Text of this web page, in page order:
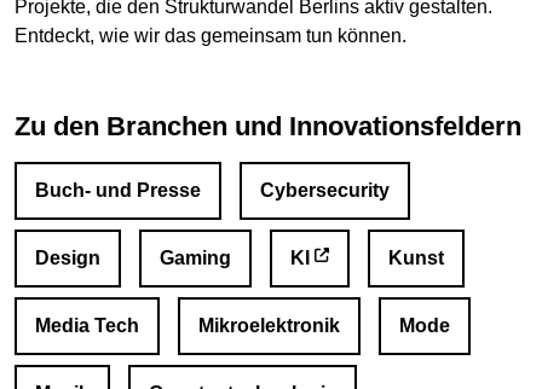
Projekte, die den Strukturwandel Berlins aktiv gestalten.
Entdeckt, wie wir das gemeinsam tun können.
Zu den Branchen und Innovationsfeldern
Buch- und Presse Cybersecurity
Design Gaming KI Kunst
Media Tech Mikroelektronik Mode